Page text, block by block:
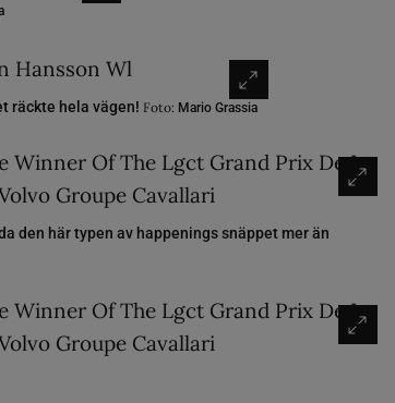
räckte hela vägen! Foto: Mario Grassia
den här typen av happenings snäppet mer än